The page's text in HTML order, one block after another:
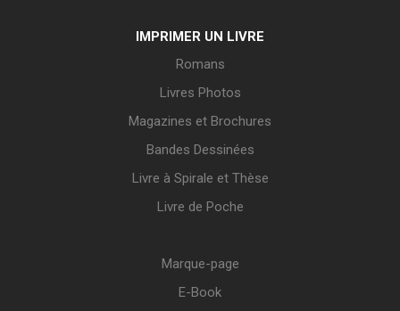
IMPRIMER UN LIVRE
Romans
Livres Photos
Magazines et Brochures
Bandes Dessinées
Livre à Spirale et Thèse
Livre de Poche
Marque-page
E-Book